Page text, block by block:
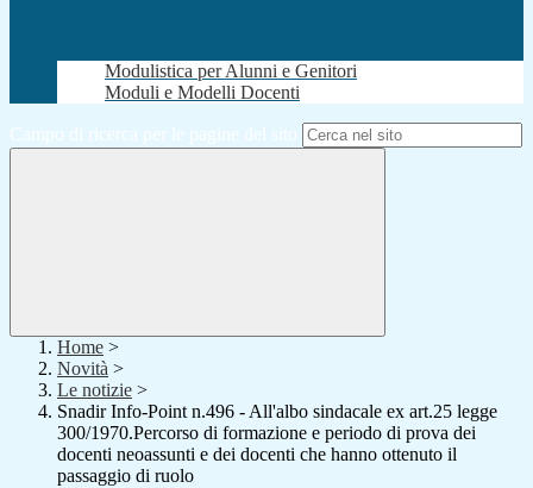
Modulistica per Alunni e Genitori
Moduli e Modelli Docenti
Campo di ricerca per le pagine del sito
Home >
Novità >
Le notizie >
Snadir Info-Point n.496 - All'albo sindacale ex art.25 legge
300/1970.Percorso di formazione e periodo di prova dei
docenti neoassunti e dei docenti che hanno ottenuto il
passaggio di ruolo